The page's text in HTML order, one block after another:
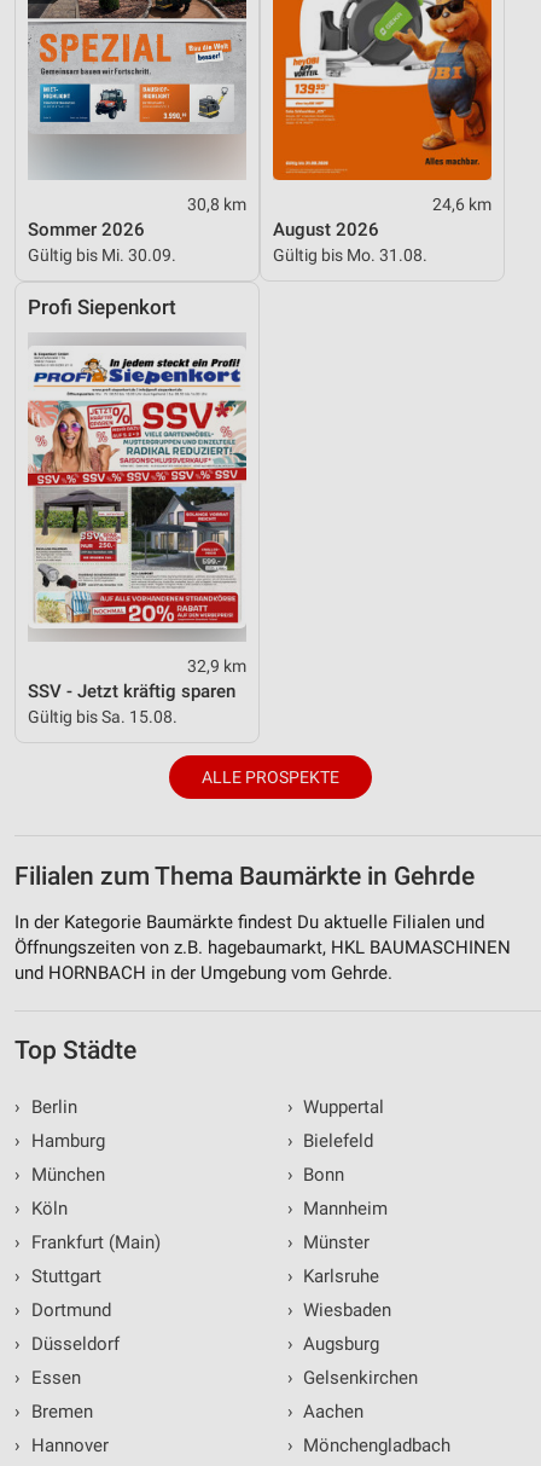
30,8 km
Sommer 2026
Gültig bis Mi. 30.09.
24,6 km
August 2026
Gültig bis Mo. 31.08.
Profi Siepenkort
32,9 km
SSV - Jetzt kräftig sparen
Gültig bis Sa. 15.08.
ALLE PROSPEKTE
Filialen zum Thema Baumärkte in Gehrde
In der Kategorie Baumärkte findest Du aktuelle Filialen und
Öffnungszeiten von z.B. hagebaumarkt, HKL BAUMASCHINEN
und HORNBACH in der Umgebung vom Gehrde.
Top Städte
›
Berlin
›
Hamburg
›
München
›
Köln
›
Frankfurt (Main)
› Stuttgart
›
Dortmund
›
Düsseldorf
›
Essen
›
Bremen
›
Hannover
› Wuppertal
› Bielefeld
› Bonn
› Mannheim
› Münster
› Karlsruhe
› Wiesbaden
› Augsburg
› Gelsenkirchen
› Aachen
› Mönchengladbach